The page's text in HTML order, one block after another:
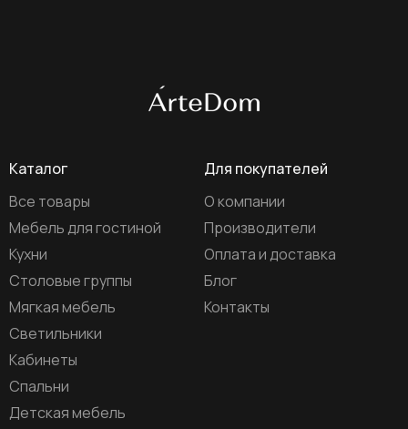
Для покупателей
О компании
Производители
Оплата и доставка
Блог
Контакты
Каталог
Все товары
Мебель для гостиной
Кухни
Столовые группы
Мягкая мебель
Светильники
Кабинеты
Спальни
Детская мебель